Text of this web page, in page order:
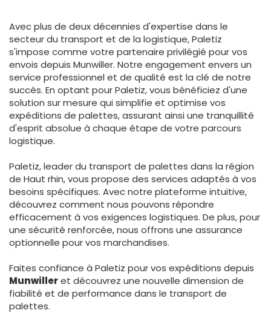
Avec plus de deux décennies d'expertise dans le
secteur du transport et de la logistique, Paletiz
s'impose comme votre partenaire privilégié pour vos
envois depuis Munwiller. Notre engagement envers un
service professionnel et de qualité est la clé de notre
succès. En optant pour Paletiz, vous bénéficiez d'une
solution sur mesure qui simplifie et optimise vos
expéditions de palettes, assurant ainsi une tranquillité
d'esprit absolue à chaque étape de votre parcours
logistique.
Paletiz, leader du transport de palettes dans la région
de Haut rhin, vous propose des services adaptés à vos
besoins spécifiques. Avec notre plateforme intuitive,
découvrez comment nous pouvons répondre
efficacement à vos exigences logistiques. De plus, pour
une sécurité renforcée, nous offrons une assurance
optionnelle pour vos marchandises.
Faites confiance à Paletiz pour vos expéditions depuis
Munwilleret découvrez une nouvelle dimension de
fiabilité et de performance dans le transport de
palettes.